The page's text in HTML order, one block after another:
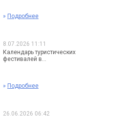
» Подробнее
8.07.2026 11:11
Календарь туристических
фестивалей в...
» Подробнее
26.06.2026 06:42